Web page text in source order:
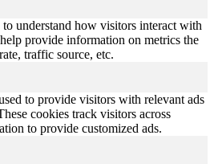
understand how visitors interact with
provide information on metrics the
traffic source, etc.
to provide visitors with relevant ads
cookies track visitors across
to provide customized ads.